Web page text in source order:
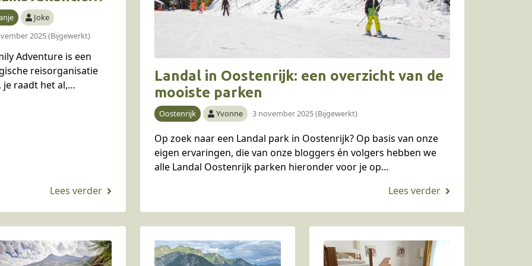
Family
naar
Joke
2025 (Bijgewerkt)
Adventure is een
reisorganisatie
je raadt het al,
Landal in Oostenrijk: een overzicht van de
mooiste parken
Oostenrijk Yvonne 3 november 2025 (Bijgewerkt)
Op zoek naar een Landal park in Oostenrijk? Op basis van onze
eigen ervaringen, die van onze bloggers én volgers hebben we
alle Landal Oostenrijk parken hieronder voor je op…